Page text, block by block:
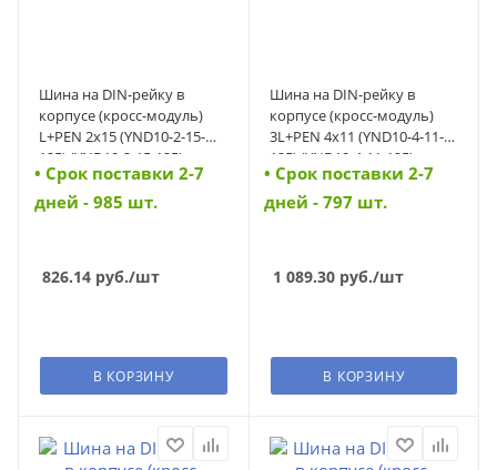
Шина на DIN-рейку в
корпусе (кросс-модуль)
L+PEN 2х15 (YND10-2-15-
125) (YND10-2-15-125)
• Cрок поставки 2-7
дней - 985 шт.
826.14 руб./шт
В КОРЗИНУ
Шина на DIN-рейку в
корпусе (кросс-модуль)
3L+PEN 4х11 (YND10-4-11-
125) (YND10-4-11-125)
• Cрок поставки 2-7
дней - 797 шт.
1 089.30руб./шт
В КОРЗИНУ